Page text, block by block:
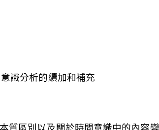
識分析的續加和補充
區別以及關於時間意識中的內容